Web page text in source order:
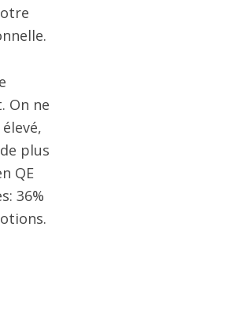
On ne
plus
QE
36%